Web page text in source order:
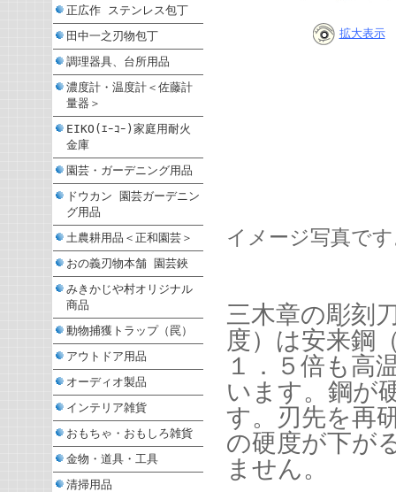
正広作 ステンレス包丁
田中一之刃物包丁
調理器具、台所用品
濃度計・温度計＜佐藤計
量器＞
EIKO(ｴｰｺｰ)家庭用耐火
金庫
園芸・ガーデニング用品
ドウカン 園芸ガーデニン
グ用品
土農耕用品＜正和園芸＞
おの義刃物本舗 園芸鋏
みきかじや村オリジナル
商品
動物捕獲トラップ（罠）
アウトドア用品
オーディオ製品
インテリア雑貨
おもちゃ・おもしろ雑貨
金物・道具・工具
清掃用品
拡大表示
イメージ写真で
三木章の彫刻
度）は安来鋼
１．５倍も高
います。鋼が
す。刃先を再
の硬度が下が
ません。